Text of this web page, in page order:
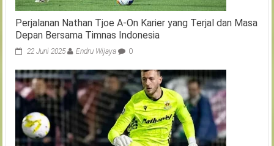
Perjalanan Nathan Tjoe A-On Karier yang Terjal dan Masa
Depan Bersama Timnas Indonesia
22 Juni 2025 Endru Wijaya 0